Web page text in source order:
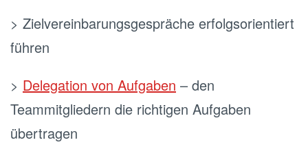
> Zielvereinbarungsgespräche erfolgsorientiert
führen
> Delegation von Aufgaben – den
Teammitgliedern die richtigen Aufgaben
übertragen